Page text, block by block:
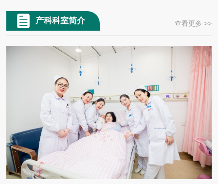
产科科室简介 查看更多 >>